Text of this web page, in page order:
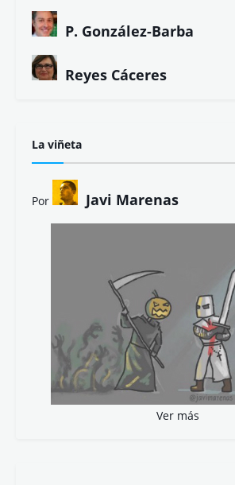
P. González-Barba
Reyes Cáceres
La viñeta
Por Javi Marenas
Ver más